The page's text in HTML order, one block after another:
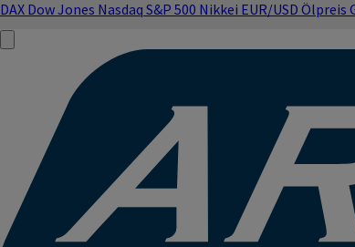
DAX Dow Jones Nasdaq S&P 500 Nikkei EUR/USD Ölpreis